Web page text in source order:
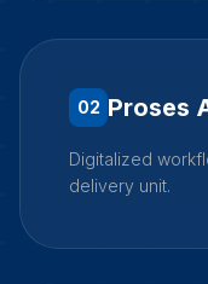
02 Proses
Digitalized
delivery unit.